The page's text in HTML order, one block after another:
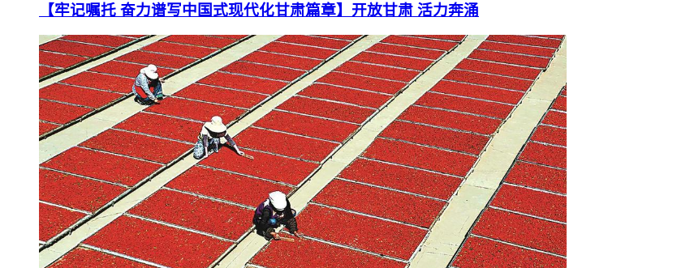
【牢记嘱托 奋力谱写中国式现代化甘肃篇章】开放甘肃 活力奔涌